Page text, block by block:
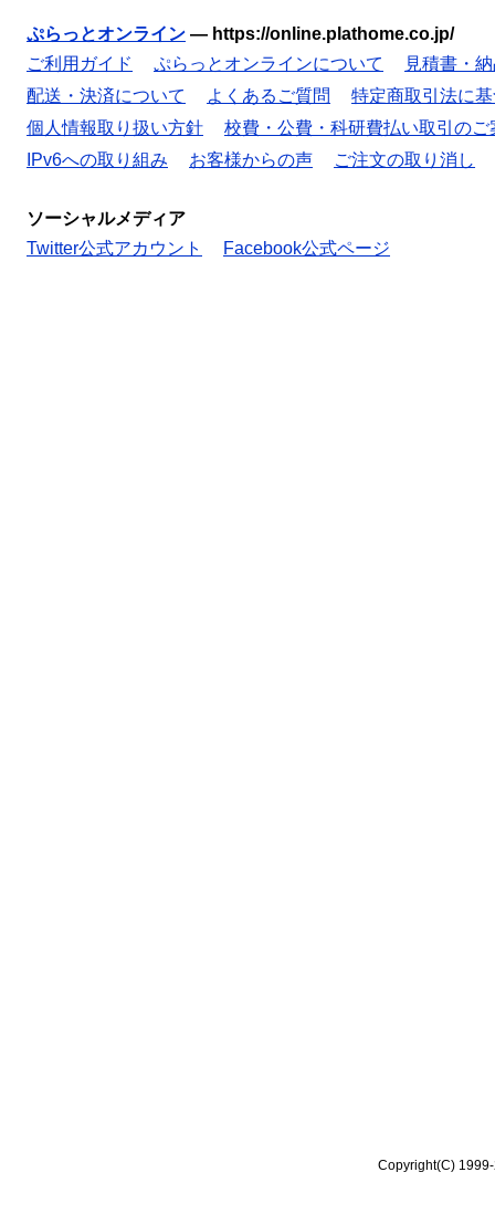
ぷらっとオンライン — https://online.plathome.co.jp/
ご利用ガイド
ぷらっとオンラインについて
見積書・
配送・決済について
よくあるご質問
特定商取引法に
個人情報取り扱い方針
校費・公費・科研費払い取引のご
IPv6への取り組み
お客様からの声 ご注文の取り消し
ソーシャルメディア
Twitter公式アカウント
Facebook公式ページ
Copyright(C)